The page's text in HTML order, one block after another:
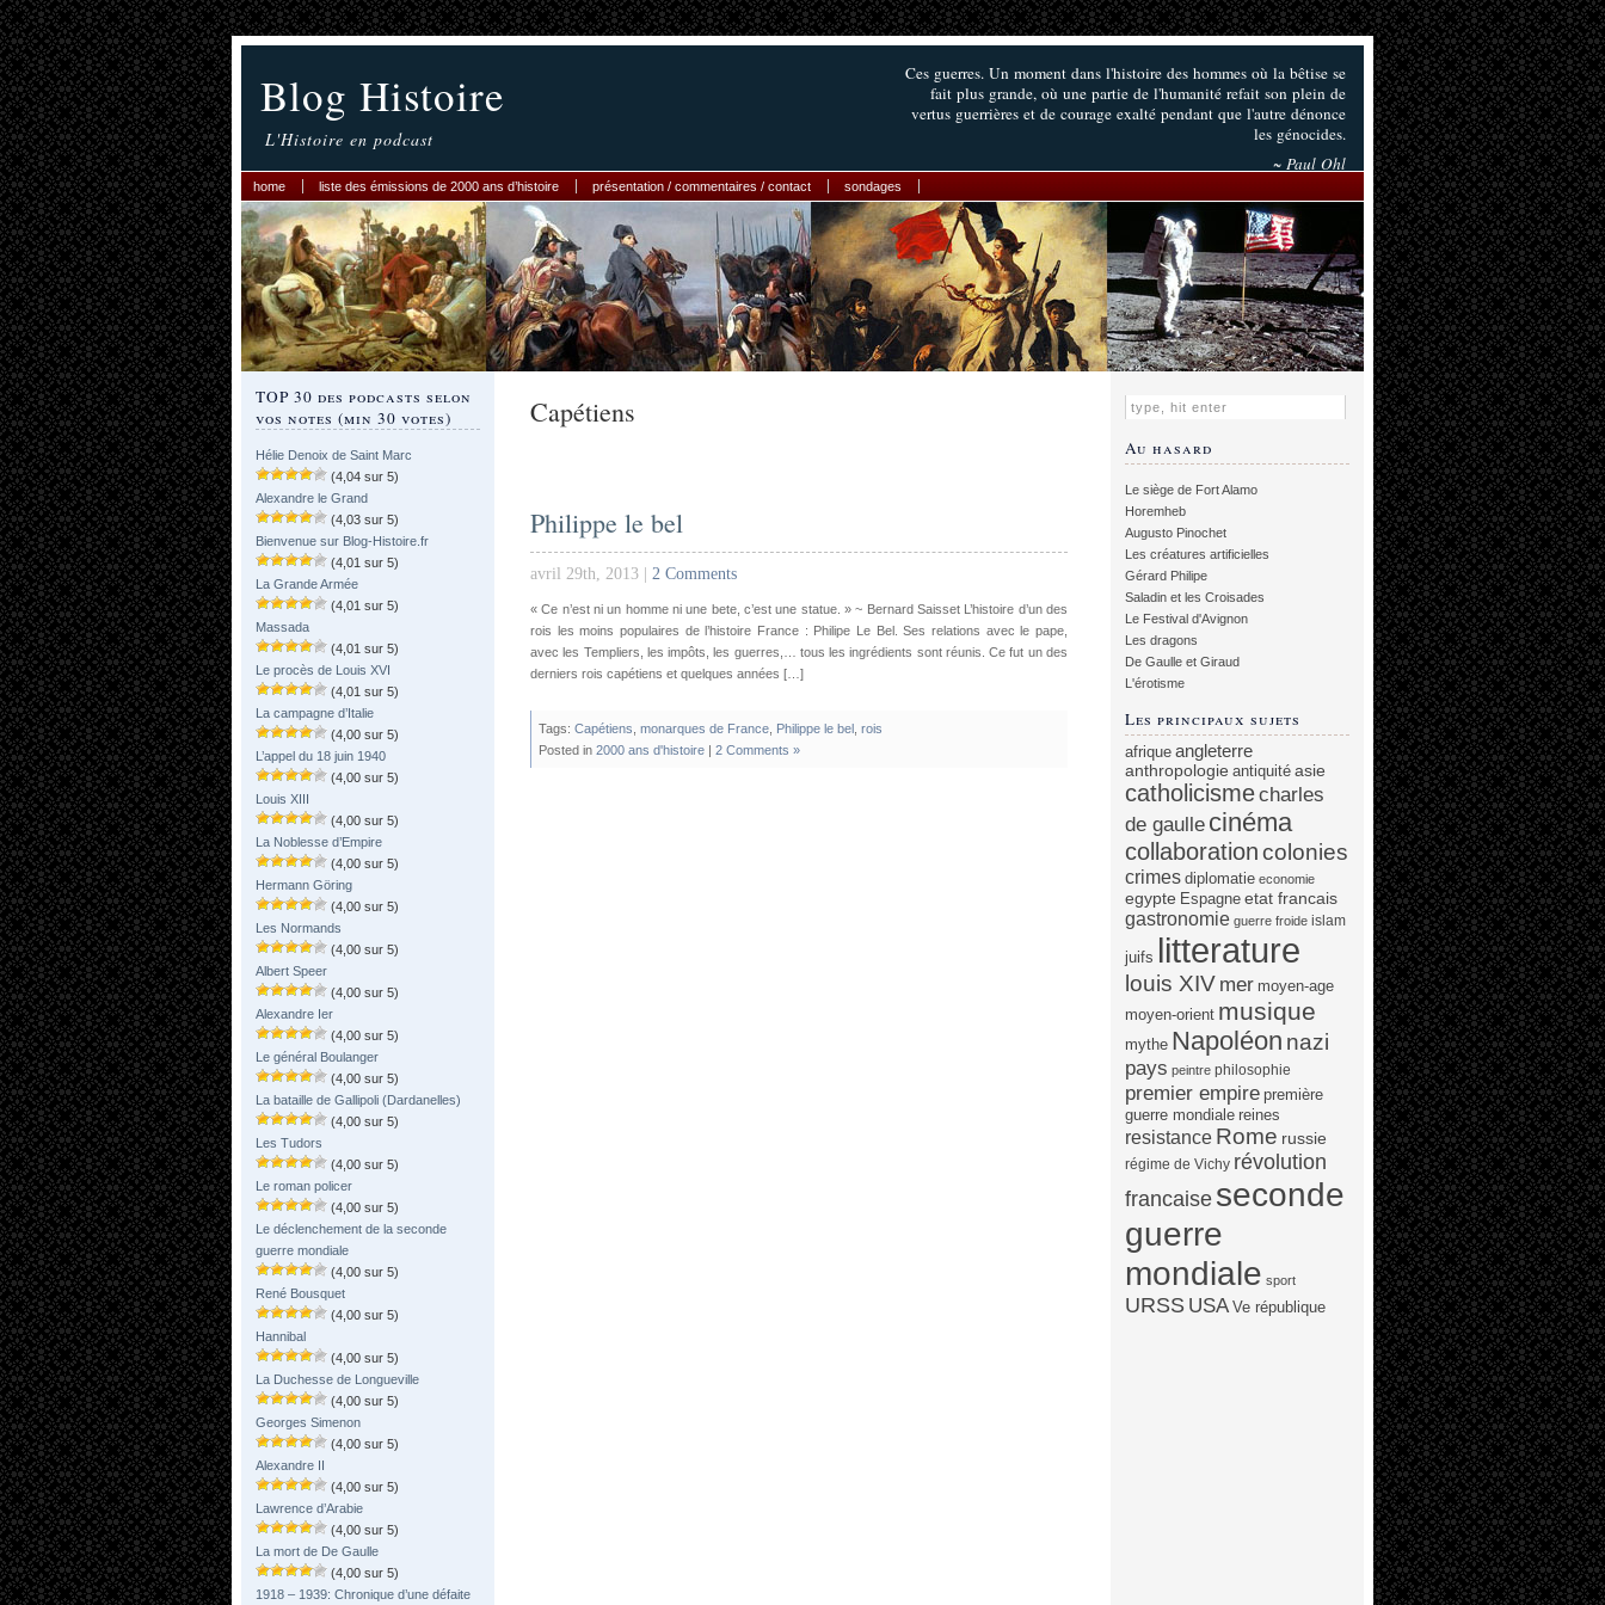
Blog Histoire
L'Histoire en podcast
Ces guerres. Un moment dans l'histoire des hommes où la bêtise se
fait plus grande, où une partie de l'humanité refait son plein de
vertus guerrières et de courage exalté pendant que l'autre dénonce
les génocides.
~ Paul Ohl
home liste des émissions de 2000 ans d’histoire présentation / commentaires / contact sondages
TOP 30 des podcasts selon
vos notes (min 30 votes)
Hélie Denoix de Saint Marc
(4,04 sur 5)
Alexandre le Grand
(4,03 sur 5)
Bienvenue sur Blog-Histoire.fr
(4,01 sur 5)
La Grande Armée
(4,01 sur 5)
Massada
(4,01 sur 5)
Le procès de Louis XVI
(4,01 sur 5)
La campagne d’Italie
(4,00 sur 5)
L’appel du 18 juin 1940
(4,00 sur 5)
Louis XIII
(4,00 sur 5)
La Noblesse d’Empire
(4,00 sur 5)
Hermann Göring
(4,00 sur 5)
Les Normands
(4,00 sur 5)
Albert Speer
(4,00 sur 5)
Alexandre Ier
(4,00 sur 5)
Le général Boulanger
(4,00 sur 5)
La bataille de Gallipoli (Dardanelles)
(4,00 sur 5)
Les Tudors
(4,00 sur 5)
Le roman policer
(4,00 sur 5)
Le déclenchement de la seconde
guerre mondiale
(4,00 sur 5)
René Bousquet
(4,00 sur 5)
Hannibal
(4,00 sur 5)
La Duchesse de Longueville
(4,00 sur 5)
Georges Simenon
(4,00 sur 5)
Alexandre II
(4,00 sur 5)
Lawrence d’Arabie
(4,00 sur 5)
La mort de De Gaulle
(4,00 sur 5)
1918 – 1939: Chronique d’une défaite
Capétiens
Philippe le bel
avril 29th, 2013 | 2 Comments
« Ce n’est ni un homme ni une bete, c’est une statue. » ~ Bernard Saisset L’histoire d’un des
rois les moins populaires de l’histoire France : Philipe Le Bel. Ses relations avec le pape,
avec les Templiers, les impôts, les guerres,… tous les ingrédients sont réunis. Ce fut un des
derniers rois capétiens et quelques années […]
Tags: Capétiens monarques de France Philippe le bel rois
Posted in 2000 ans d'histoire | 2 Comments »
Au hasard
Le siège de Fort Alamo
Horemheb
Augusto Pinochet
Les créatures artificielles
Gérard Philipe
Saladin et les Croisades
Le Festival d'Avignon
Les dragons
De Gaulle et Giraud
L'érotisme
Les principaux sujets
afrique angleterre
anthropologie antiquité asie
catholicismecharles
de gaulle cinéma
collaborationcolonies
crimes diplomatie economie
egypte Espagne etat francais
gastronomie guerre froide islam
juifs litterature
louis XIV mer moyen-age
moyen-orient musique
mythe Napoléon nazi
pays peintre philosophie
premier empire première
guerre mondiale reines
resistance Rome russie
régime de Vichy révolution
francaise seconde
guerre
mondiale sport
URSS USA Ve république